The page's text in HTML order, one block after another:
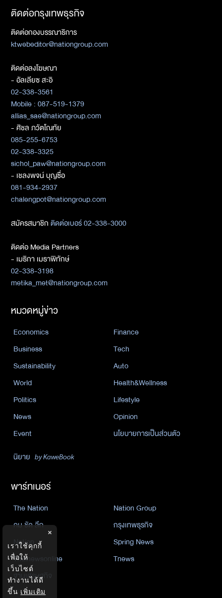
ติดต่อกรุงเทพธุรกิจ
ติดต่อกองบรรณาธิการ
ktwebeditor@nationgroup.com
ติดต่อลงโฆษณา
- อัลเลียซ สะอิ
02-338-3561
Mobile : 087-519-1379
allias_sae@nationgroup.com
- ศิชล ภวัตโณทัย
085-255-6753
02-338-3325
sichol_paw@nationgroup.com
- เชลงพจน์ บุญซื่อ
081-934-2937
chalengpot@nationgroup.com
สมัครสมาชิกติดต่อเบอร์ 02-338-3000
ติดต่อ Media Partners
- เมธิกา เมธาพิทักษ์
02-338-3198
metika_met@nationgroup.com
หมวดหมู่ข่าว
Economics
Finance
Business
Tech
Sustainability
Auto
World
Health&Wellness
Politics
Lifestyle
News
Opinion
Event
นโยบายการเป็นส่วนตัว
นิยาย by KaweBook
พาร์ทเนอร์
The Nation
Nation Group
คม ชัด ลึก
กรุงเทพธุรกิจ
Nation
Spring News
Thainewsonline
Tnews
ฐานเศรษฐกิจ
×
เราใช้คุกกี้
เพื่อให้
เว็บไซต์
ทำงานได้ดี
ขึ้น เพิ่มเติม